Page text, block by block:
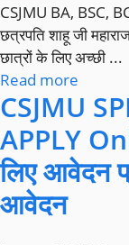
CSJMU BA, BSC,
छत्रपति शाहू जी
छात्रों के लिए अच्छी ...
Read more
CSJMU
APPLY
लिए आवेदन
आवेदन